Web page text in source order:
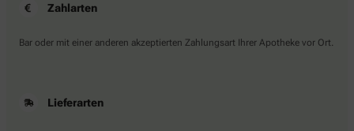
Zahlarten
Bar oder mit einer anderen akzeptierten Zahlungsart Ihrer Apotheke vor Ort.
Lieferarten